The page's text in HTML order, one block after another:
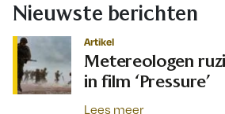
Nieuwste berichten
Artikel
Metereologen
in film ‘Pressure’
Lees meer